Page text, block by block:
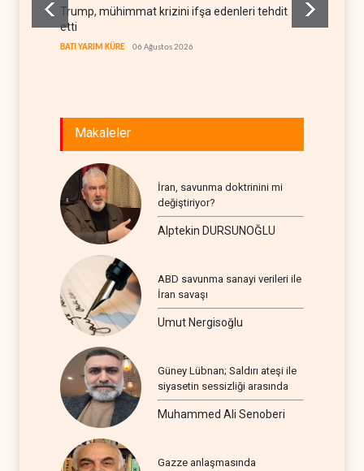
Trump, mühimmat krizini ifşa edenleri tehdit
etti
BATI YARIM KÜRE 06 Ağustos 2026
Makaleler
İran, savunma doktrinini mi
değiştiriyor?
Alptekin DURSUNOĞLU
ABD savunma sanayi verileri ile
İran savaşı
Umut Nergisoğlu
Güney Lübnan; Saldırı ateşi ile
siyasetin sessizliği arasında
Muhammed Ali Senoberi
Gazze anlaşmasında